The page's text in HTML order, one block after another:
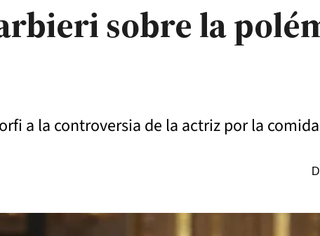
sobre la
a la controversia de la actriz por la